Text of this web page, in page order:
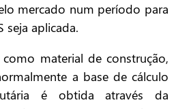
mercado num período para
seja aplicada.
material de construção,
a base de cálculo
é obtida através da